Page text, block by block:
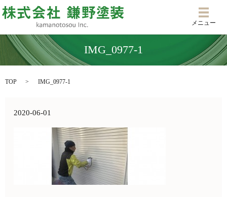
メニ
メニュー
IMG_0977-1
TOP IMG_0977-1
2020-06-01